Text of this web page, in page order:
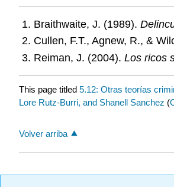
Braithwaite, J. (1989).
Cullen, F.T., Agnew, R., &
Reiman, J. (2004). Los ricos
This page titled 5.12: Otras teorías
Lore Rutz-Burri, and Shanell Sanchez (
Volver arriba